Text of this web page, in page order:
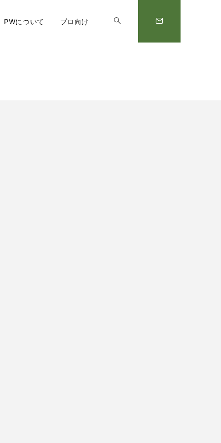
PWについて プロ向け